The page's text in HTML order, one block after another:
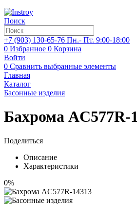
Поиск
+7 (903) 130-65-76 Пн.- Пт. 9:00-18:00
0 Избранное 0 Корзина
Войти
0 Сравнить выбранные элементы
Главная
Каталог
Басонные изделия
Бахрома AC577R-
Поделиться
Описание
Характеристики
0%